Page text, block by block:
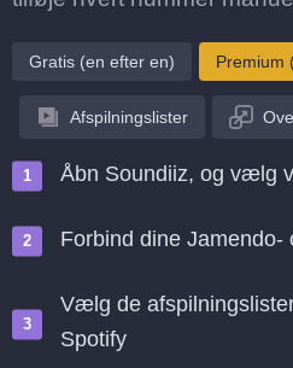
Gratis (en efter en) Premium
Afspilningslister
Åbn Soundiiz, og vælg
Forbind dine Jamendo-
Vælg de
Spotify